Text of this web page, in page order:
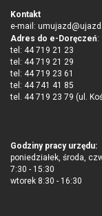
Kontakt
e-mail:
Adres do e-Doręczeń:
tel: 44 719 21 23
tel: 44 719 21 29
tel: 44 719 23 61
tel: 44 741 41 85
tel. 44 719 23 79 (ul.
Godziny pracy urzędu:
poniedziałek, środa,
7:30 - 15:30
wtorek 8:30 - 16:30